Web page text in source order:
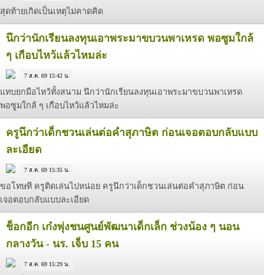
สุดท้ายเกิดเป็นเหตุไม่คาดคิด
นึกว่านักเรียนลงทุนเอาพระมาขบวนพาเหรด พอซูมใกล้
ๆ เกือบไหว้แล้วไหมล่ะ
7 ส.ค. 69 15:42 น.
แทบยกมือไหว้ทั้งสนาม นึกว่านักเรียนลงทุนเอาพระมาขบวนพาเหรด
พอซูมใกล้ ๆ เกือบไหว้แล้วไหมล่ะ
ครูนึกว่าเด็กชวนเล่นต่อคำสุภาษิต ก่อนเจอตอบกลับแบบ
ละเอียด
7 ส.ค. 69 15:35 น.
ขอโทษที ครูติดเล่นไปหน่อย ครูนึกว่าเด็กชวนเล่นต่อคำสุภาษิต ก่อน
เจอตอบกลับแบบละเอียด
ช็อกอีก เก๋งพุ่งชนศูนย์พัฒนาเด็กเล็ก ช่วงน้อง ๆ นอน
กลางวัน - นร. เจ็บ 15 คน
7 ส.ค. 69 15:29 น.